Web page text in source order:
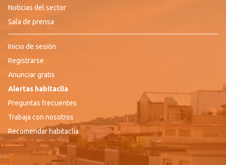
Noticias del sector
Sala de prensa
Inicio de sesión
Registrarse
Anunciar gratis
Alertas habitaclia
Preguntas frecuentes
Trabaja con nosotros
Recomendar habitaclia